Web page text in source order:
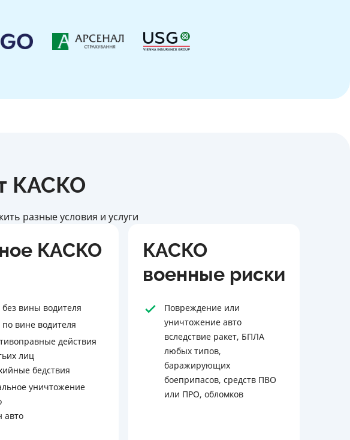
КАСКО
разные условия и услуги
КАСКО
КАСКО
военные риски
вины водителя
вине водителя
действия
лиц
бедствия
уничтожение
авто
Повреждение или
уничтожение авто
вследствие ракет, БПЛА
любых типов,
баражирующих
боеприпасов, средств ПВО
или ПРО, обломков